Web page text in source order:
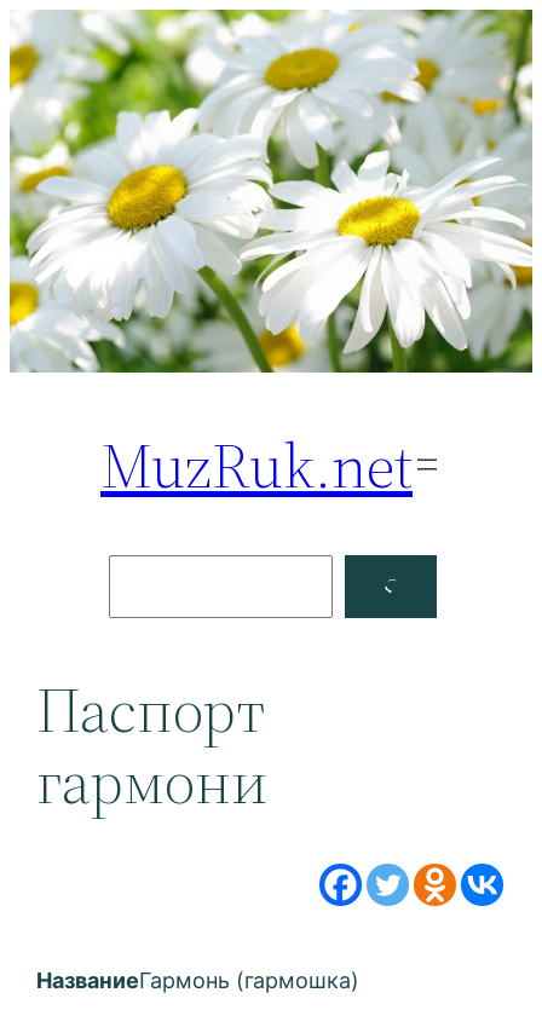
Перейти
к
содержимому
MuzRuk.net
Facebook
Паспорт
гармони
НазваниеГармонь (гармошка)